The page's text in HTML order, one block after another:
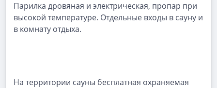
Парилка дровяная и электрическая, пропар при
высокой температуре. Отдельные входы в сауну и
в комнату отдыха.
На территории сауны бесплатная охраняемая